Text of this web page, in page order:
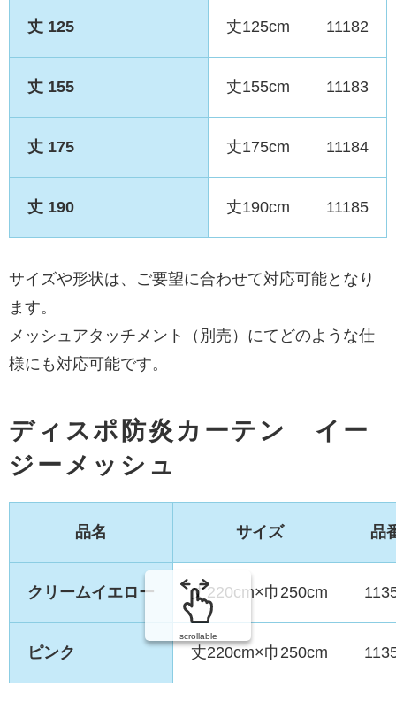
丈 125 丈125cm 11182
丈 155 丈155cm 11183
丈 175 丈175cm 11184
丈 190 丈190cm 11185
サイズや形状は、ご要望に合わせて対応可能となり
ます。
メッシュアタッチメント（別売）にてどのような仕
様にも対応可能です。
ディスポ防炎カーテン イー
ジーメッシュ
品名 サイズ 品
クリームイエロー 丈220cm×巾250cm
ピンク 丈220cm×巾250cm
scrollable